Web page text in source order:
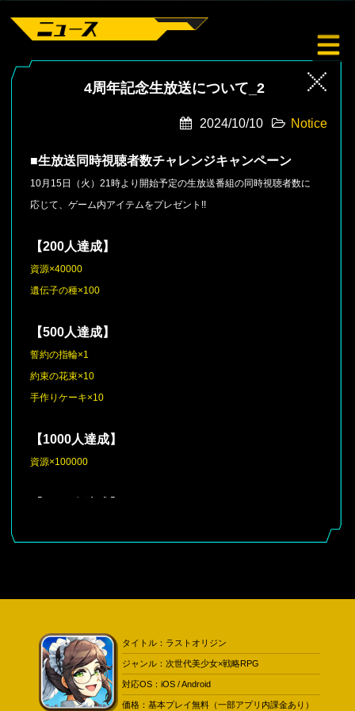
4周年記念生放送について_2
2024/10/10 Notice
■生放送同時視聴者数チャレンジキャンペーン
10月15日（火）21時より開始予定の生放送番組の同時視聴者数に
応じて、ゲーム内アイテムをプレゼント!!
【200人達成】
資源×40000
遺伝子の種×100
【500人達成】
誓約の指輪×1
約束の花束×10
手作りケーキ×10
【1000人達成】
資源×100000
※同時視聴者数チャレンジキャンペーンで達成したゲーム内アイテ
ムは10月17日（木）のメンテナンス時に配布させていただきま
す。
タイトル：ラストオリジン
ジャンル：次世代美少女×戦略RPG
対応OS：iOS / Android
価格：基本プレイ無料（一部アプリ内課金あり）